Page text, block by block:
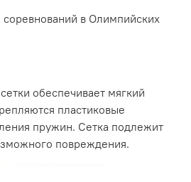
в Олимпийских
обеспечивает мягкий
пластиковые
пружин. Сетка подлежит
повреждения.